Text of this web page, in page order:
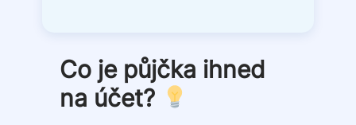
Co je půjčka ihned
na účet?